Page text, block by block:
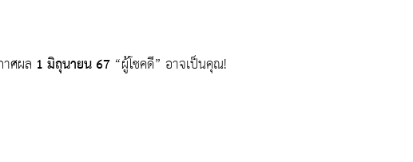
ศผล 1 มิถุนายน 67 “ผู้โชคดี” อาจเป็นคุณ!